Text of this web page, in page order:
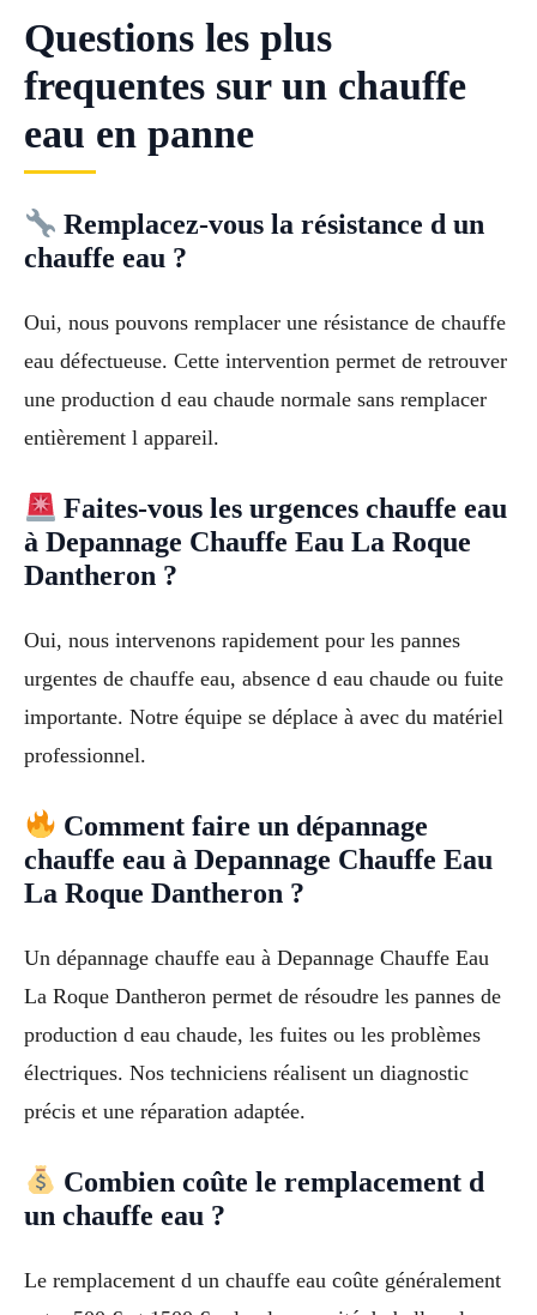
Questions les plus
frequentes sur un chauffe
eau en panne
Remplacez-vous la résistance d un
chauffe eau ?
Oui, nous pouvons remplacer une résistance de chauffe
eau défectueuse. Cette intervention permet de retrouver
une production d eau chaude normale sans remplacer
entièrement l appareil.
Faites-vous les urgences chauffe eau
à Depannage Chauffe Eau La Roque
Dantheron ?
Oui, nous intervenons rapidement pour les pannes
urgentes de chauffe eau, absence d eau chaude ou fuite
importante. Notre équipe se déplace à avec du matériel
professionnel.
Comment faire un dépannage
chauffe eau à Depannage Chauffe Eau
La Roque Dantheron ?
Un dépannage chauffe eau à Depannage Chauffe Eau
La Roque Dantheron permet de résoudre les pannes de
production d eau chaude, les fuites ou les problèmes
électriques. Nos techniciens réalisent un diagnostic
précis et une réparation adaptée.
Combien coûte le remplacement d
un chauffe eau ?
Le remplacement d un chauffe eau coûte généralement